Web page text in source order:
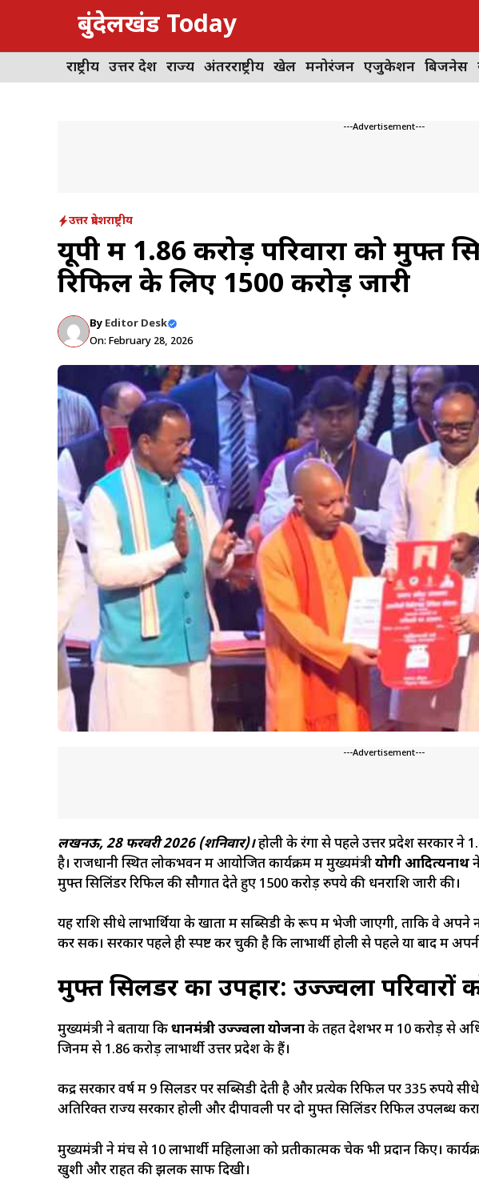
content
बुंदेलखंड Today
राष्ट्रीय उत्तर प्रदेश राज्य अंतरराष्ट्रीय खेल मनोरंजन एजुकेशन बिजनेस
---Advertisement---
उत्तर प्रदेशराष्ट्रीय
यूपी में 1.86 करोड़ परिवारों को मुफ्त
रिफिल के लिए 1500 करोड़ जारी
By Editor Desk
On: February 28, 2026
---Advertisement---
लखनऊ, 28 फरवरी 2026 (शनिवार)।होली के रंगों से पहले उत्तर प्रदेश सरकार ने
है। राजधानी स्थित लोकभवन में आयोजित कार्यक्रम में मुख्यमंत्रीयोगी आदित्यनाथ
मुफ्त सिलिंडर रिफिल की सौगात देते हुए 1500 करोड़ रुपये की धनराशि जारी की।
यह राशि सीधे लाभार्थियों के खातों में सब्सिडी के रूप में भेजी जाएगी, ताकि वे
कर सकें। सरकार पहले ही स्पष्ट कर चुकी है कि लाभार्थी होली से पहले या बाद में
मुफ्त सिलिंडर का उपहार: उज्ज्वला परिवारों
मुख्यमंत्री ने बताया किप्रधानमंत्री उज्ज्वला योजनाके तहत देशभर में 10 करोड़ से
जिनमें से 1.86 करोड़ लाभार्थी उत्तर प्रदेश के हैं।
केंद्र सरकार वर्ष में 9 सिलेंडर पर सब्सिडी देती है और प्रत्येक रिफिल पर 335 रुपये
अतिरिक्त राज्य सरकार होली और दीपावली पर दो मुफ्त सिलिंडर रिफिल उपलब्ध
मुख्यमंत्री ने मंच से 10 लाभार्थी महिलाओं को प्रतीकात्मक चेक भी प्रदान किए।
खुशी और राहत की झलक साफ दिखी।